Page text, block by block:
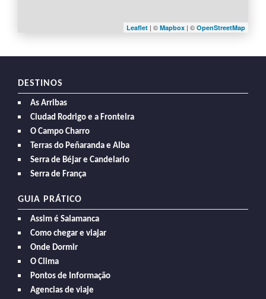
Leaflet | © Mapbox | © OpenStreetMap
DESTINOS
As Arribas
Ciudad Rodrigo e a Fronteira
O Campo Charro
Terras do Peñaranda e Alba
Serra de Béjar e Candelario
Serra de França
GUIA PRÁTICO
Assim é Salamanca
Como chegar e viajar
Onde Dormir
O Clima
Pontos de Informação
Agencias de viaje